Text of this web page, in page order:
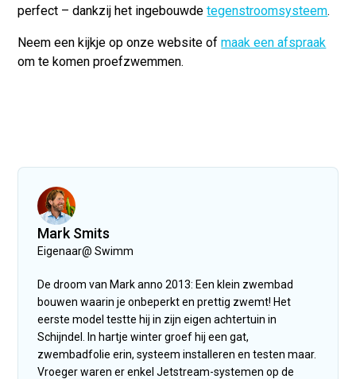
perfect – dankzij het ingebouwdetegenstroomsysteem.
Neem een kijkje op onze website ofmaak een afspraak
om te komen proefzwemmen.
Mark Smits
Eigenaar@Swimm
De droom van Mark anno 2013: Een klein zwembad
bouwen waarin je onbeperkt en prettig zwemt! Het
eerste model testte hij in zijn eigen achtertuin in
Schijndel. In hartje winter groef hij een gat,
zwembadfolie erin, systeem installeren en testen maar.
Vroeger waren er enkel Jetstream-systemen op de